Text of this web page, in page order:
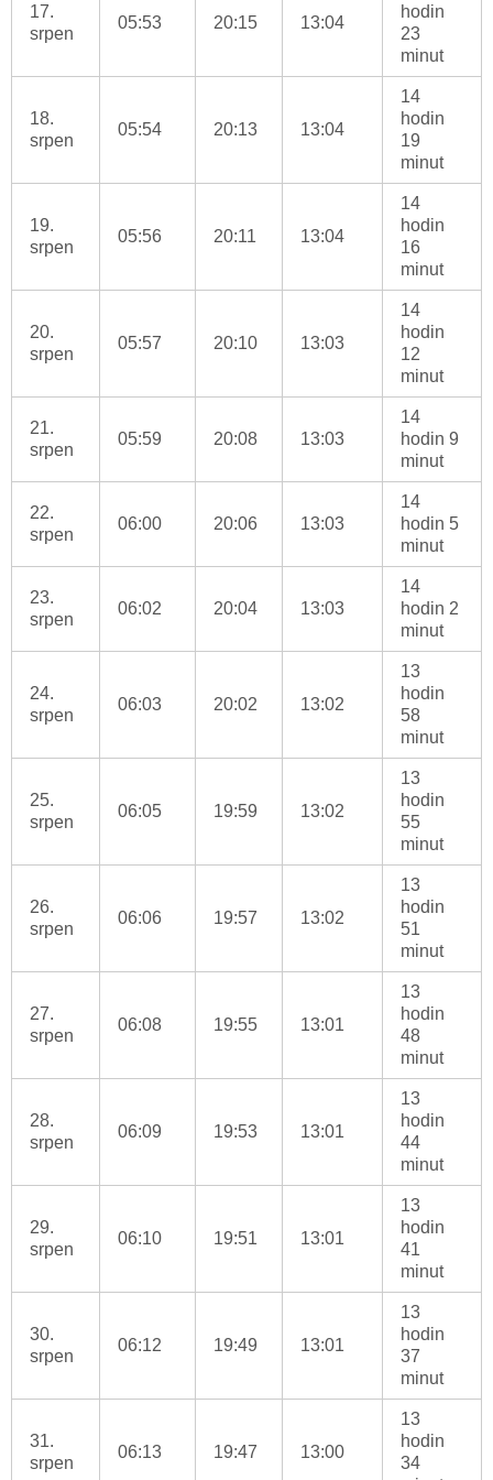
17.
srpen
05:53 20:15 13:04
hodin
23
minut
18.
srpen
05:54 20:13 13:04
14
hodin
19
minut
19.
srpen
05:56 20:11 13:04
14
hodin
16
minut
20.
srpen
05:57 20:10 13:03
14
hodin
12
minut
21.
srpen
05:59 20:08 13:03
14
hodin 9
minut
22.
srpen
06:00 20:06 13:03
14
hodin 5
minut
23.
srpen
06:02 20:04 13:03
14
hodin 2
minut
24.
srpen
06:03 20:02 13:02
13
hodin
58
minut
25.
srpen
06:05 19:59 13:02
13
hodin
55
minut
26.
srpen
06:06 19:57 13:02
13
hodin
51
minut
27.
srpen
06:08 19:55 13:01
13
hodin
48
minut
28.
srpen
06:09 19:53 13:01
13
hodin
44
minut
29.
srpen
06:10 19:51 13:01
13
hodin
41
minut
30.
srpen
06:12 19:49 13:01
13
hodin
37
minut
31.
srpen
06:13 19:47 13:00
13
hodin
34